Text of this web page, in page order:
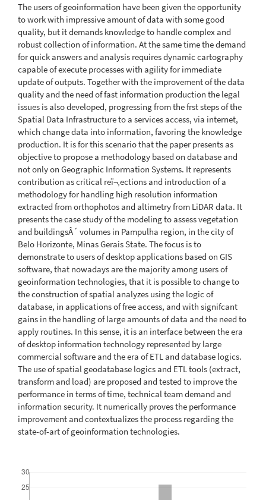
The users of geoinformation have been given the opportunity
to work with impressive amount of data with some good
quality, but it demands knowledge to handle complex and
robust collection of information. At the same time the demand
for quick answers and analysis requires dynamic cartography
capable of execute processes with agility for immediate
update of outputs. Together with the improvement of the data
quality and the need of fast information production the legal
issues is also developed, progressing from the frst steps of the
Spatial Data Infrastructure to a services access, via internet,
which change data into information, favoring the knowledge
production. It is for this scenario that the paper presents as
objective to propose a methodology based on database and
not only on Geographic Information Systems. It represents
contribution as critical reï¬‚ections and introduction of a
methodology for handling high resolution information
extracted from orthophotos and altimetry from LiDAR data. It
presents the case study of the modeling to assess vegetation
and buildingsÂ´ volumes in Pampulha region, in the city of
Belo Horizonte, Minas Gerais State. The focus is to
demonstrate to users of desktop applications based on GIS
software, that nowadays are the majority among users of
geoinformation technologies, that it is possible to change to
the construction of spatial analyzes using the logic of
database, in applications of free access, and with signifcant
gains in the handling of large amounts of data and the need to
apply routines. In this sense, it is an interface between the era
of desktop information technology represented by large
commercial software and the era of ETL and database logics.
The use of spatial geodatabase logics and ETL tools (extract,
transform and load) are proposed and tested to improve the
performance in terms of time, technical team demand and
information security. It numerically proves the performance
improvement and contextualizes the process regarding the
state-of-art of geoinformation technologies.